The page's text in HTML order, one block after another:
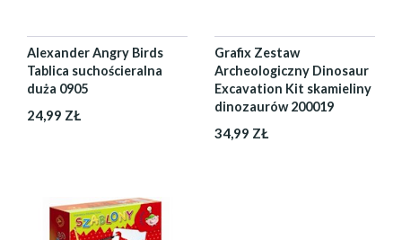
Alexander Angry Birds
Tablica suchościeralna
duża 0905
24,99 ZŁ
Grafix Zestaw
Archeologiczny Dinosaur
Excavation Kit skamieliny
dinozaurów 200019
34,99 ZŁ